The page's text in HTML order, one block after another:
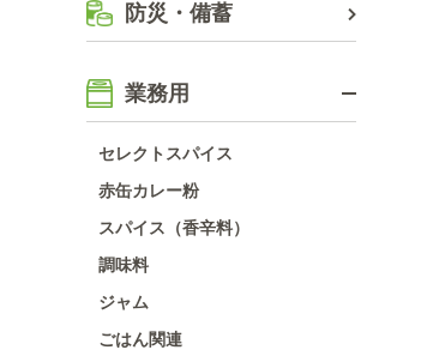
防災・備蓄
業務用
セレクトスパイス
赤缶カレー粉
スパイス（香辛料）
調味料
ジャム
ごはん関連